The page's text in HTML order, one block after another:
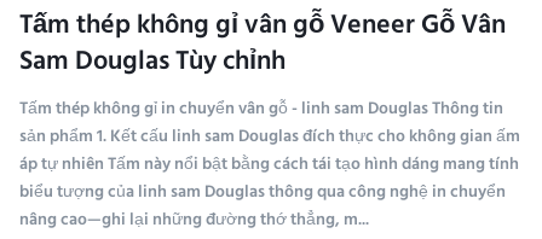
Tấm thép không gỉ vân gỗ Veneer Gỗ Vân
Sam Douglas Tùy chỉnh
Tấm thép không gỉ in chuyển vân gỗ - linh sam Douglas Thông tin
sản phẩm 1. Kết cấu linh sam Douglas đích thực cho không gian ấm
áp tự nhiên​ Tấm này nổi bật bằng cách tái tạo hình dáng mang tính
biểu tượng của linh sam Douglas thông qua công nghệ in chuyển
nâng cao—ghi lại những đường thớ thẳng, m...